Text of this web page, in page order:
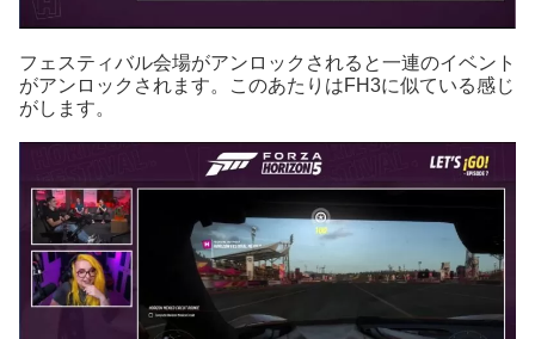
フェスティバル会場がアンロックされると一連のイベント
がアンロックされます。このあたりはFH3に似ている感じ
がします。